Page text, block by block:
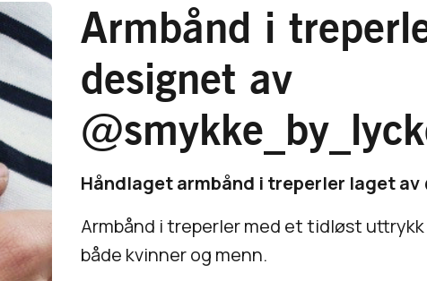
Armbånd i
designet av
Håndlaget armbånd i treperler laget av
Armbånd i treperler med et tidløst uttrykk
både kvinner og menn.